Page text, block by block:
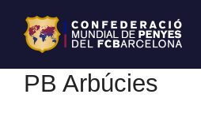
PB Arbúcies